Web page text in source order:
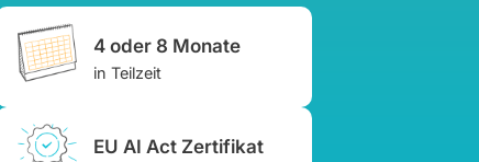
4 oder 8 Monate
in Teilzeit
EU AI Act Zertifikat